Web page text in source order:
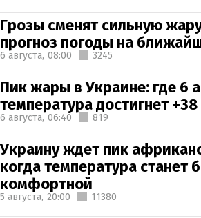
Грозы сменят сильную
прогноз погоды на
6 августа, 08:00 3245
Пик жары в Украине: где 6
температура достигнет +38
6 августа, 06:40 819
Украину ждет пик
когда температура станет
комфортной
5 августа, 20:00 11380